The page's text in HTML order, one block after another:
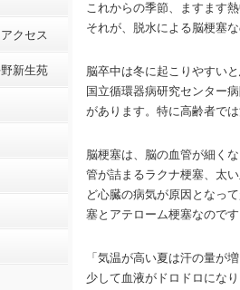
これからの季節、ますます
それが、脱水による脳梗塞な
脳卒中は冬に起こりやすい
国立循環器病研究センター
があります。特に高齢者で
脳梗塞は、脳の血管が細く
管が詰まるラクナ梗塞、太
ど心臓の病気が原因となっ
塞とアテローム梗塞なのです
「気温が高い夏は汗の量が
少して血液がドロドロにな
クセス
新生苑